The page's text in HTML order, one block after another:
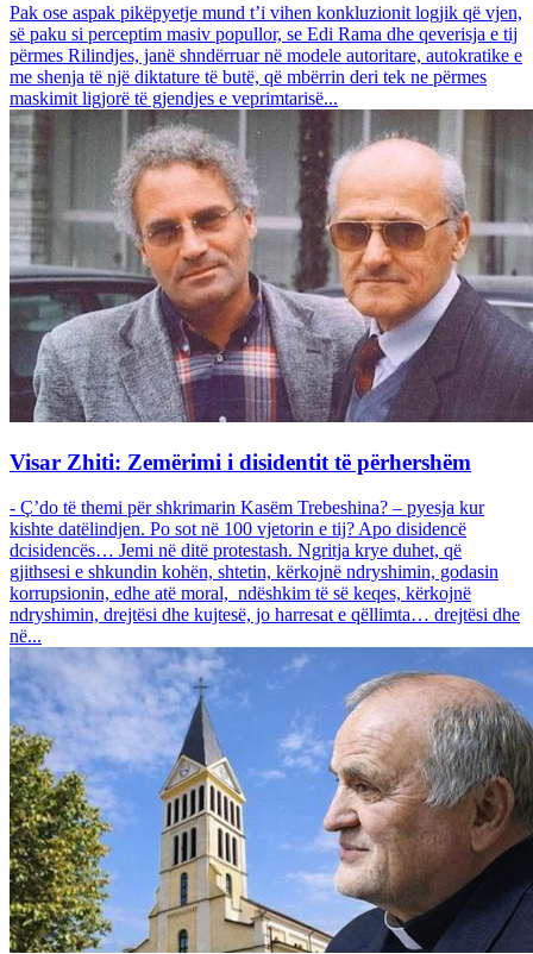
Pak ose aspak pikëpyetje mund t’i vihen konkluzionit logjik që vjen,
së paku si perceptim masiv popullor, se Edi Rama dhe qeverisja e tij
përmes Rilindjes, janë shndërruar në modele autoritare, autokratike e
me shenja të një diktature të butë, që mbërrin deri tek ne përmes
maskimit ligjorë të gjendjes e veprimtarisë...
Visar Zhiti: Zemërimi i disidentit të përhershëm
- Ç’do të themi për shkrimarin Kasëm Trebeshina? – pyesja kur
kishte datëlindjen. Po sot në 100 vjetorin e tij? Apo disidencë
dcisidencës… Jemi në ditë protestash. Ngritja krye duhet, që
gjithsesi e shkundin kohën, shtetin, kërkojnë ndryshimin, godasin
korrupsionin, edhe atë moral, ndëshkim të së keqes, kërkojnë
ndryshimin, drejtësi dhe kujtesë, jo harresat e qëllimta… drejtësi dhe
në...